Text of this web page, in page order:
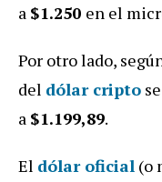
a $1.250 en el
Por otro lado,
del dólar cripto
a $1.199,89.
El dólar oficial (o